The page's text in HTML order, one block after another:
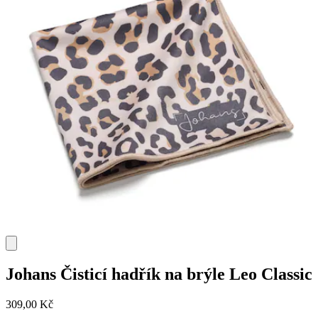
Johans Čisticí hadřík na brýle Leo Classic
309,00 Kč